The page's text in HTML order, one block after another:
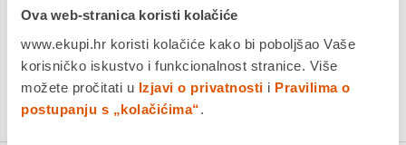
Ova web-stranica koristi kolačiće
www.ekupi.hr koristi kolačiće kako bi poboljšao Vaše
korisničko iskustvo i funkcionalnost stranice. Više
možete pročitati u Izjavi o privatnosti i Pravilima o
postupanju s „kolačićima“
KUPITE ODMAH
Usporedite proizvod